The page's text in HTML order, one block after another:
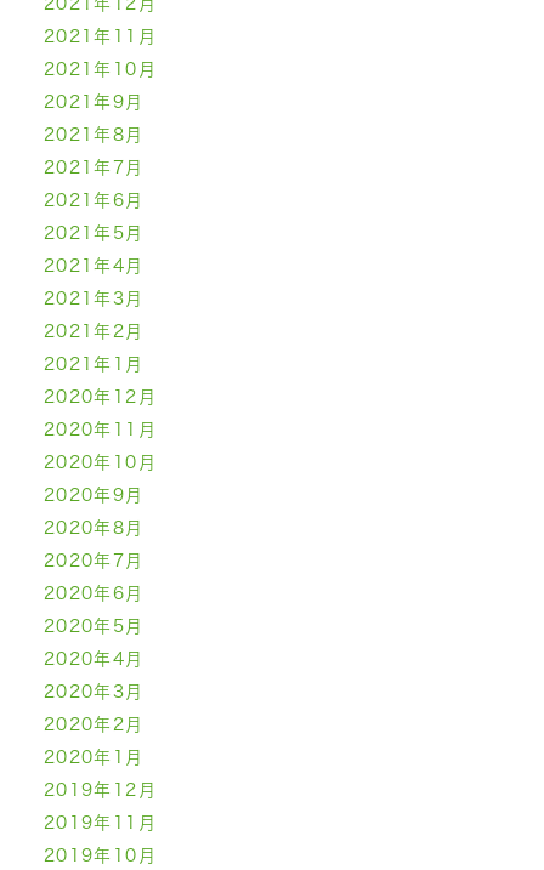
2021年12月
2021年11月
2021年10月
2021年9月
2021年8月
2021年7月
2021年6月
2021年5月
2021年4月
2021年3月
2021年2月
2021年1月
2020年12月
2020年11月
2020年10月
2020年9月
2020年8月
2020年7月
2020年6月
2020年5月
2020年4月
2020年3月
2020年2月
2020年1月
2019年12月
2019年11月
2019年10月